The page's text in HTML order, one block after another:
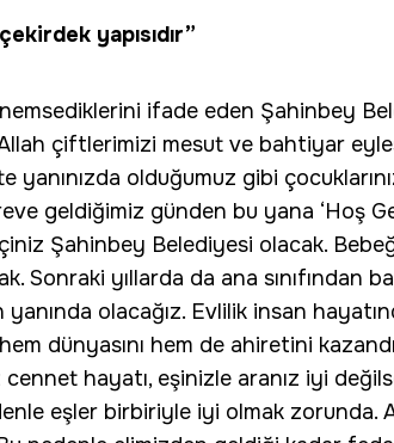
yapısıdır”
ifade eden Şahinbey
çiftlerimizi mesut ve bahtiyar
yanınızda olduğumuz gibi
geldiğimiz günden bu yana ‘Hoş
Şahinbey Belediyesi olacak.
Sonraki yıllarda da ana sınıfından
olacağız. Evlilik insan
dünyasını hem de ahiretini
hayatı, eşinizle aranız iyi
eşler birbiriyle iyi olmak zorunda.